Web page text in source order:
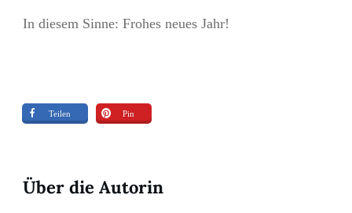
In diesem Sinne: Frohes neues Jahr!
Teilen Pin
Über die Autorin